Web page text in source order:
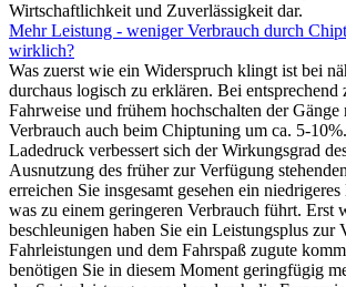
Wirtschaftlichkeit und Zuverlässigkeit dar.
Mehr Leistung - weniger Verbrauch durch
wirklich?
Was zuerst wie ein Widerspruch klingt ist bei
durchaus logisch zu erklären. Bei entsprechend
Fahrweise und frühem hochschalten der Gänge
Verbrauch auch beim Chiptuning um ca. 5-
Ladedruck verbessert sich der Wirkungsgrad
Ausnutzung des früher zur Verfügung
erreichen Sie insgesamt gesehen ein
was zu einem geringeren Verbrauch führt. Erst
beschleunigen haben Sie ein Leistungsplus zur
Fahrleistungen und dem Fahrspaß zugute
benötigen Sie in diesem Moment geringfügig